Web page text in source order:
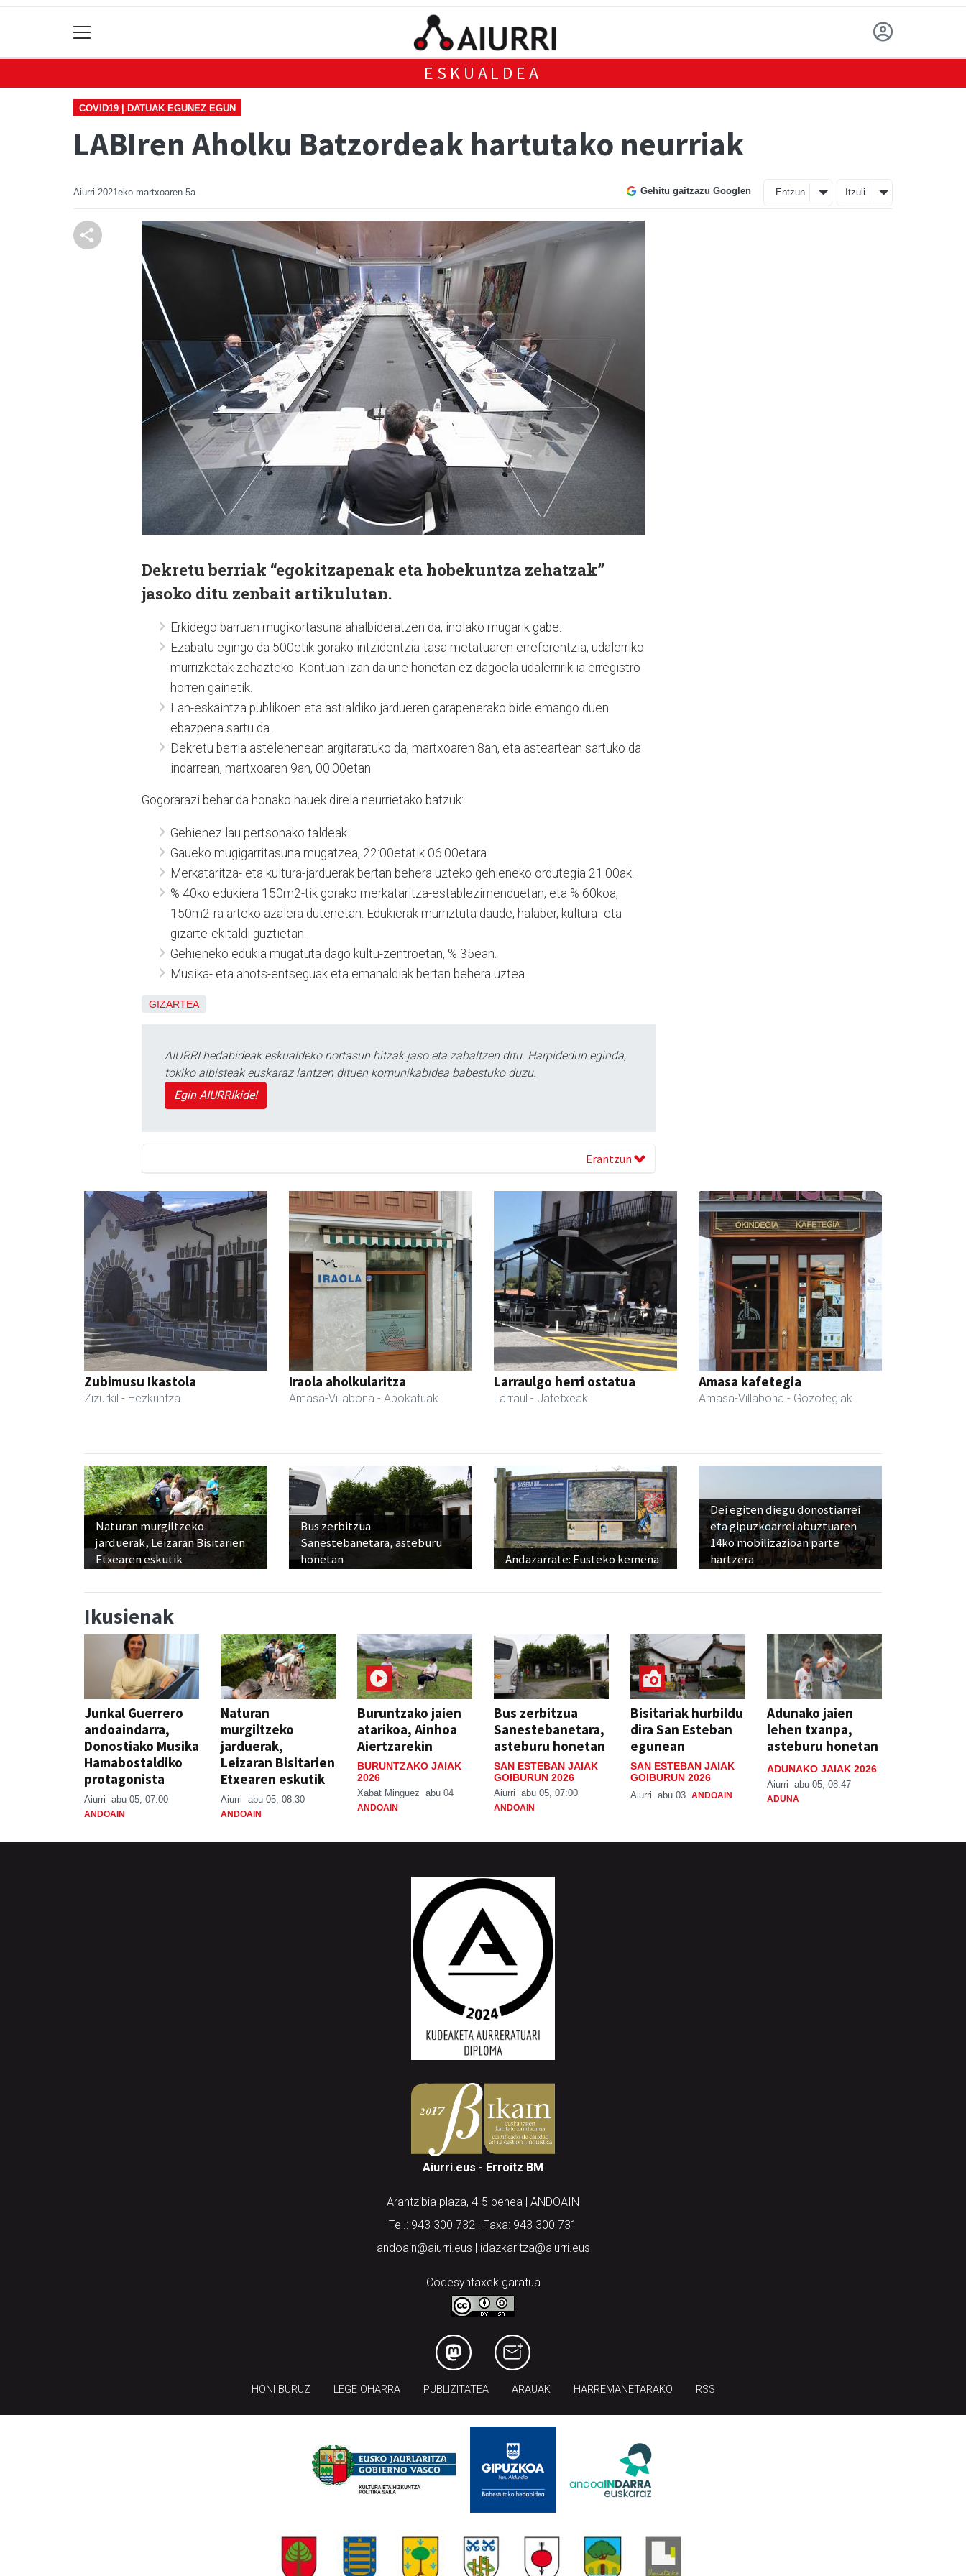
ESKUALDEA
COVID19 | DATUAK EGUNEZ EGUN
LABIren Aholku Batzordeak hartutako neurriak
Aiurri 2021eko martxoaren 5a Gehitu gaitzazu Googlen Entzun Itzuli
Dekretu berriak “egokitzapenak eta hobekuntza zehatzak”
jasoko ditu zenbait artikulutan.
Erkidego barruan mugikortasuna ahalbideratzen da, inolako mugarik gabe.
Ezabatu egingo da 500etik gorako intzidentzia-tasa metatuaren erreferentzia, udalerriko
murrizketak zehazteko. Kontuan izan da une honetan ez dagoela udalerririk ia erregistro
horren gainetik.
Lan-eskaintza publikoen eta astialdiko jardueren garapenerako bide emango duen
ebazpena sartu da.
Dekretu berria astelehenean argitaratuko da, martxoaren 8an, eta asteartean sartuko da
indarrean, martxoaren 9an, 00:00etan.
Gogorarazi behar da honako hauek direla neurrietako batzuk:
Gehienez lau pertsonako taldeak.
Gaueko mugigarritasuna mugatzea, 22:00etatik 06:00etara.
Merkataritza- eta kultura-jarduerak bertan behera uzteko gehieneko ordutegia 21:00ak.
% 40ko edukiera 150m2-tik gorako merkataritza-establezimenduetan, eta % 60koa,
150m2-ra arteko azalera dutenetan. Edukierak murriztuta daude, halaber, kultura- eta
gizarte-ekitaldi guztietan.
Gehieneko edukia mugatuta dago kultu-zentroetan, % 35ean.
Musika- eta ahots-entseguak eta emanaldiak bertan behera uztea.
GIZARTEA
AIURRI hedabideak eskualdeko nortasun hitzak jaso eta zabaltzen ditu. Harpidedun eginda,
tokiko albisteak euskaraz lantzen dituen komunikabidea babestuko duzu.
Egin AIURRIkide!
Erantzun
Zubimusu Ikastola
Zizurkil - Hezkuntza
Iraola aholkularitza
Amasa-Villabona - Abokatuak
Larraulgo herri ostatua
Larraul - Jatetxeak
Amasa kafetegia
Amasa-Villabona - Gozotegiak
Naturan murgiltzeko
jarduerak, Leizaran Bisitarien
Etxearen eskutik
Bus zerbitzua
Sanestebanetara, asteburu
honetan
Andazarrate: Eusteko kemena
Dei egiten diegu donostiarrei
eta gipuzkoarrei abuztuaren
14ko mobilizazioan parte
hartzera
Ikusienak
Junkal Guerrero
andoaindarra,
Donostiako Musika
Hamabostaldiko
protagonista
Aiurri abu 05, 07:00
ANDOAIN
Naturan
murgiltzeko
jarduerak,
Leizaran Bisitarien
Etxearen eskutik
Aiurri abu 05, 08:30
ANDOAIN
Buruntzako jaien
atarikoa, Ainhoa
Aiertzarekin
BURUNTZAKO JAIAK
2026
Xabat Minguez abu 04
ANDOAIN
Bus zerbitzua
Sanestebanetara,
asteburu honetan
SAN ESTEBAN JAIAK
GOIBURUN 2026
Aiurri abu 05, 07:00
ANDOAIN
Bisitariak hurbildu
dira San Esteban
egunean
SAN ESTEBAN JAIAK
GOIBURUN 2026
Aiurri abu 03 ANDOAIN
Adunako jaien
lehen txanpa,
asteburu honetan
ADUNAKO JAIAK 2026
Aiurri abu 05, 08:47
ADUNA
Aiurri.eus - Erroitz BM
Arantzibia plaza, 4-5 behea | ANDOAIN
Tel.: 943 300 732 | Faxa: 943 300 731
andoain@aiurri.eus | idazkaritza@aiurri.eus
Codesyntaxek garatua
HONI BURUZ LEGE OHARRA PUBLIZITATEA ARAUAK HARREMANETARAKO RSS